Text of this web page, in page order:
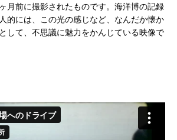
月前に撮影されたものです。海洋博の記録
的には、この光の感じなど、なんだか懐か
して、不思議に魅力をかんじている映像で